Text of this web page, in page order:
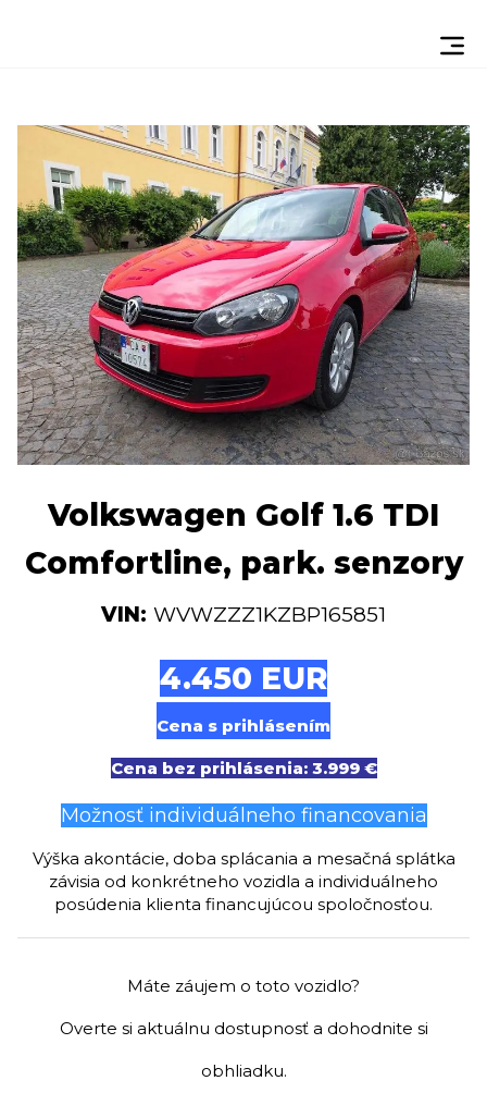
Volkswagen Golf 1.6 TDI
Comfortline, park. senzory
VIN: WVWZZZ1KZBP165851
4.450 EUR
Cena s prihlásením
Cena bez prihlásenia: 3.999 €
Možnosť individuálneho financovania
Výška akontácie, doba splácania a mesačná splátka
závisia od konkrétneho vozidla a individuálneho
posúdenia klienta financujúcou spoločnosťou.
Máte záujem o toto vozidlo?
Overte si aktuálnu dostupnosť a dohodnite si
obhliadku.